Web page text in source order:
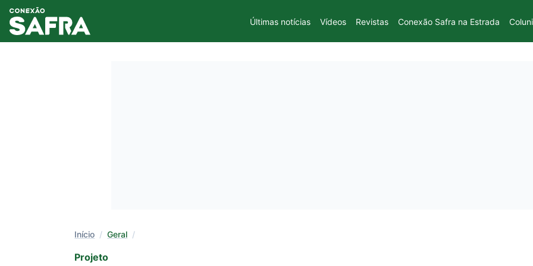
Últimas notícias Vídeos Revistas Conexão Safra na Estrada
Início /Geral /
Projeto